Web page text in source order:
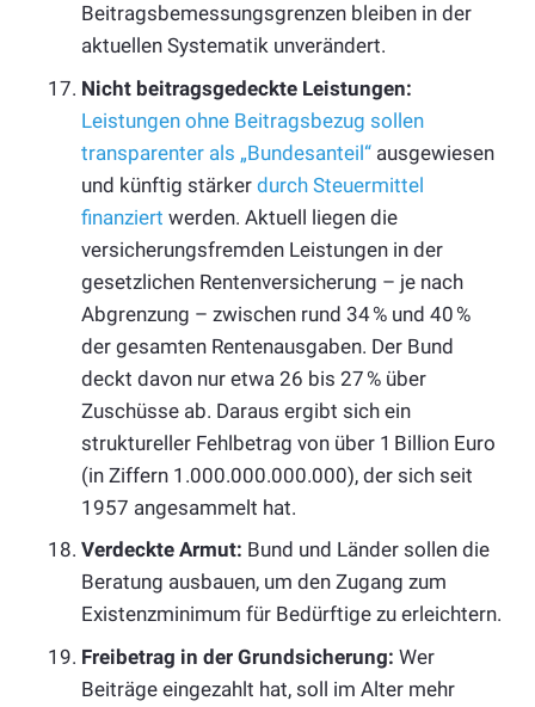
Beitragsbemessungsgrenzen bleiben in der
aktuellen Systematik unverändert.
Nicht beitragsgedeckte Leistungen:
Leistungen ohne Beitragsbezug sollen
transparenter als „Bundesanteil“ ausgewiesen
und künftig stärker durch Steuermittel
finanziert werden. Aktuell liegen die
versicherungsfremden Leistungen in der
gesetzlichen Rentenversicherung – je nach
Abgrenzung – zwischen rund 34 % und 40 %
der gesamten Rentenausgaben. Der Bund
deckt davon nur etwa 26 bis 27 % über
Zuschüsse ab. Daraus ergibt sich ein
struktureller Fehlbetrag von über 1 Billion Euro
(in Ziffern 1.000.000.000.000), der sich seit
1957 angesammelt hat.
Verdeckte Armut: Bund und Länder sollen die
Beratung ausbauen, um den Zugang zum
Existenzminimum für Bedürftige zu erleichtern.
Freibetrag in der Grundsicherung: Wer
Beiträge eingezahlt hat, soll im Alter mehr